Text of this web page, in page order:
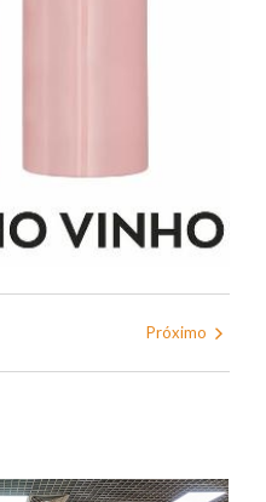
Próximo